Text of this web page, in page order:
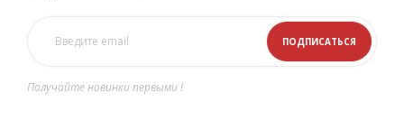
Получайте новинки первыми !